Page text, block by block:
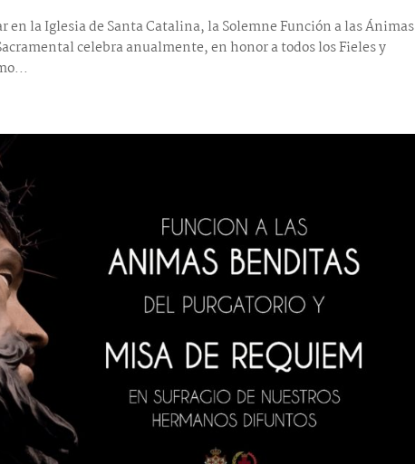
la Iglesia de Santa Catalina, la Solemne Función a las Ánimas
celebra anualmente, en honor a todos los Fieles y